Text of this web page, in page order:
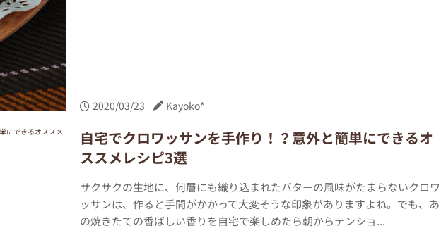
2020/03/23 Kayoko*
自宅でクロワッサンを手作り！？意外と簡単にできるオ
ススメレシピ3選
サクサクの生地に、何層にも織り込まれたバターの風味がたまらないクロワ
ッサンは、作ると手間がかかって大変そうな印象がありますよね。でも、あ
の焼きたての香ばしい香りを自宅で楽しめたら朝からテンショ...